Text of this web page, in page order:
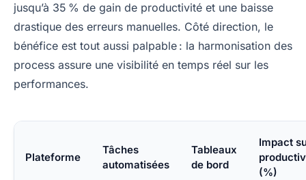
jusqu’à 35 % de gain de productivité et une baisse
drastique des erreurs manuelles. Côté direction, le
bénéfice est tout aussi palpable : la harmonisation des
process assure une visibilité en temps réel sur les
performances.
Plateforme
Tâches
automatisées
Tableaux
de bord
Impact
(%)